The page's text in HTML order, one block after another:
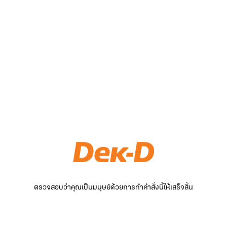
ตรวจสอบว่าคุณเป็นมนุษย์ด้วยการทำคำสั่งนี้ให้เสร็จสิ้น